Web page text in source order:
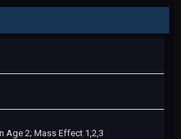
Age 2; Mass Effect 1,2,3